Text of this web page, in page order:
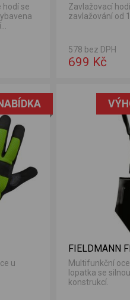
hodí se
Zavlažovací
zavlažování od
578 bez DPH
699 Kč
u
FIELDMANN
Multifunkční
lopatka se
konstrukcí.